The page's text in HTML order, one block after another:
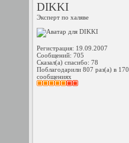
DIKKI
Эксперт по халяве
Регистрация: 19.09.2007
Сообщений: 705
Сказал(а) спасибо: 78
Поблагодарили 807 раз(а) в 170
сообщениях